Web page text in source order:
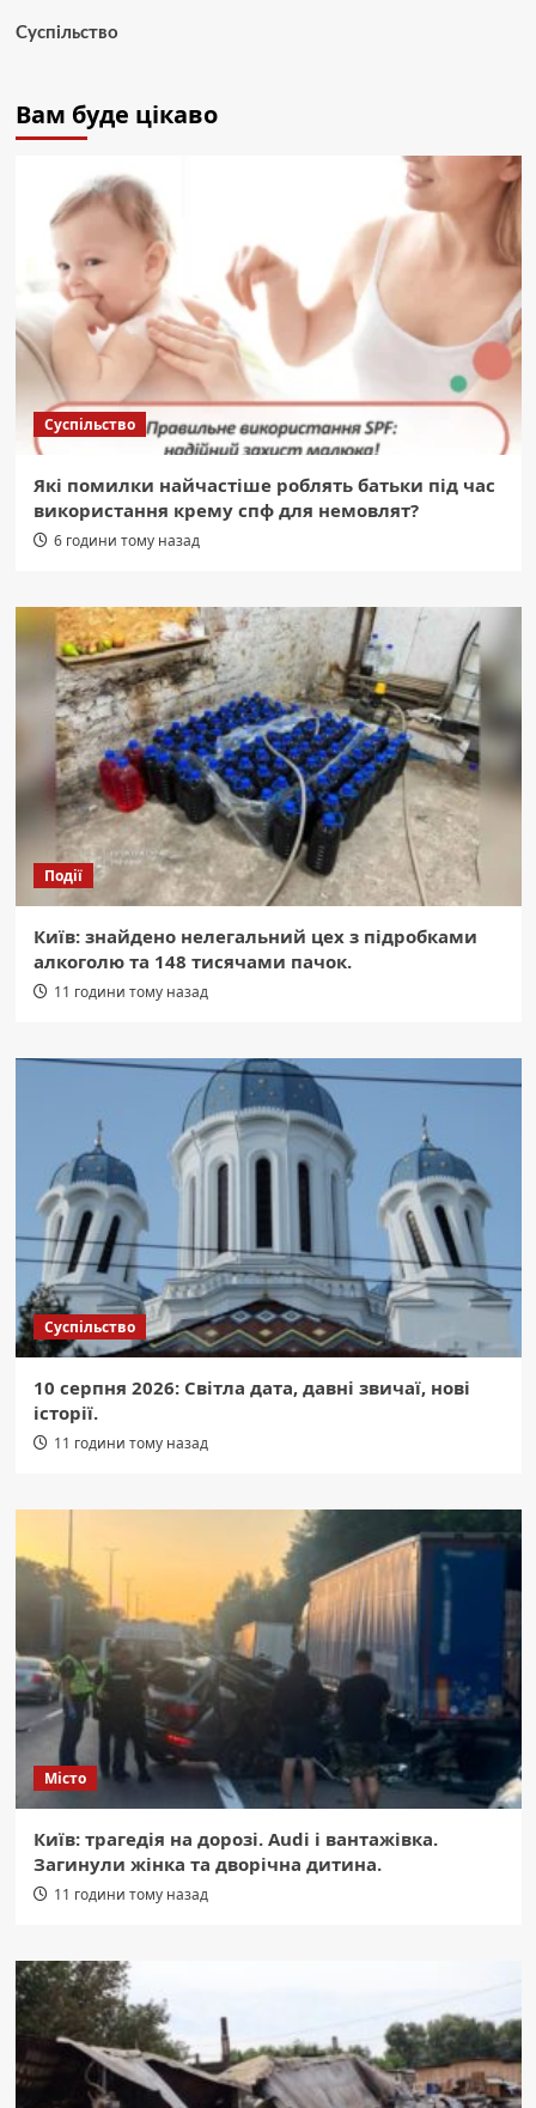
Суспільство
Вам буде цікаво
Суспільство
Які помилки найчастіше роблять батьки під час
використання крему спф для немовлят?
6 години тому назад
Події
Київ: знайдено нелегальний цех з підробками
алкоголю та 148 тисячами пачок.
11 години тому назад
Суспільство
10 серпня 2026: Світла дата, давні звичаї, нові
історії.
11 години тому назад
Місто
Київ: трагедія на дорозі. Audi і вантажівка.
Загинули жінка та дворічна дитина.
11 години тому назад